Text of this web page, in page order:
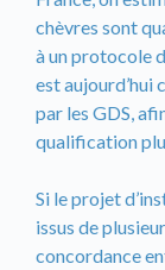
chèvres sont
à un protocole
est aujourd’hui
par les GDS,
qualification
Si le projet
issus de
concordance